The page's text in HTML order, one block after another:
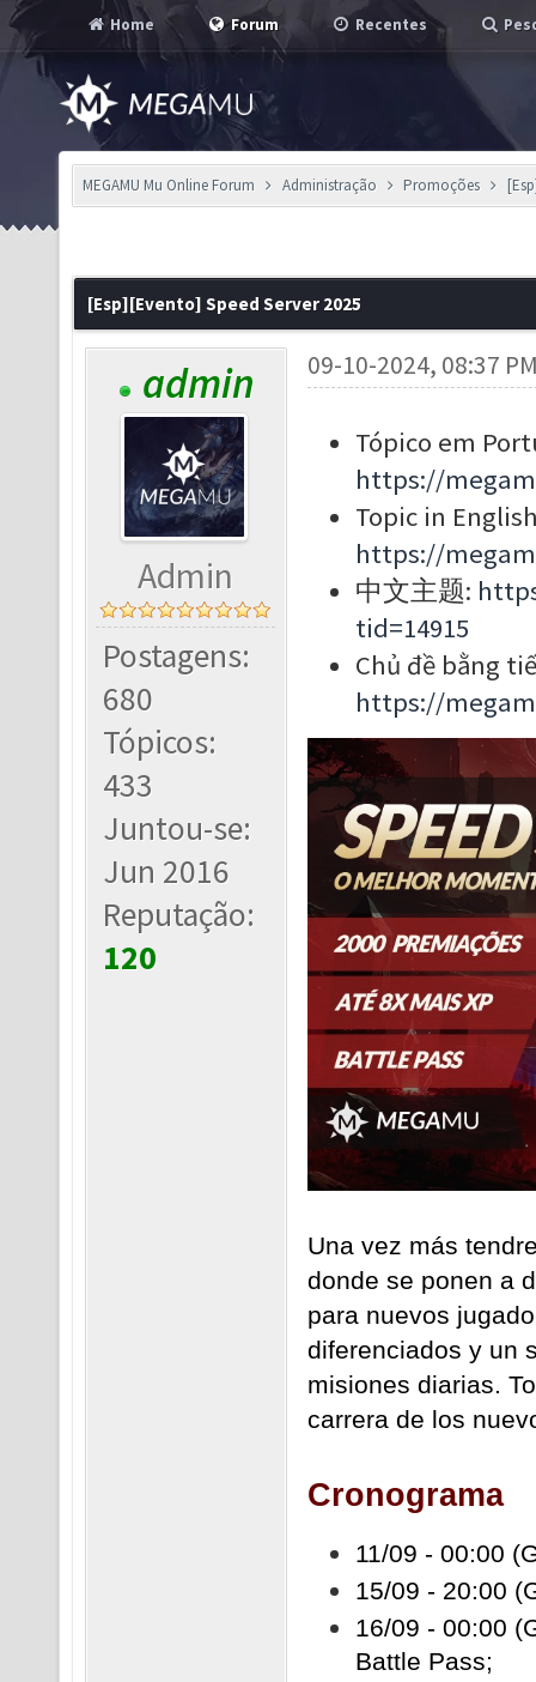
Home Forum Recentes
MEGAMU Mu Online Forum Administração Promoções
[Esp][Evento] Speed Server 2025
admin
Admin
Postagens:
680
Tópicos:
433
Juntou-se:
Jun 2016
Reputação:
120
09-10-2024, 08:37
Tópico em
https://
Topic in
https://
中文主题:
tid=14915
Chủ đề bằng
https://
Una vez más
donde se ponen a
para nuevos
diferenciados y un
misiones diarias.
carrera de los
Cronograma
11/09 - 00:00
15/09 - 20:00
16/09 - 00:00
Battle Pass;